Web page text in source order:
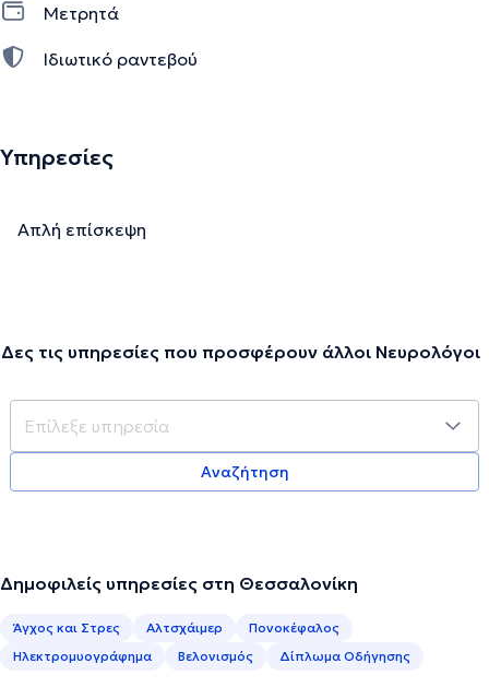
Μετρητά
Ιδιωτικό ραντεβού
Υπηρεσίες
Απλή επίσκεψη
Δες τις υπηρεσίες που προσφέρουν άλλοι Νευρολόγοι
Αναζήτηση
Δημοφιλείς υπηρεσίες στη Θεσσαλονίκη
Άγχος και Στρες Αλτσχάιμερ
Πονοκέφαλος
Ηλεκτρομυογράφημα
Βελονισμός Δίπλωμα Οδήγησης